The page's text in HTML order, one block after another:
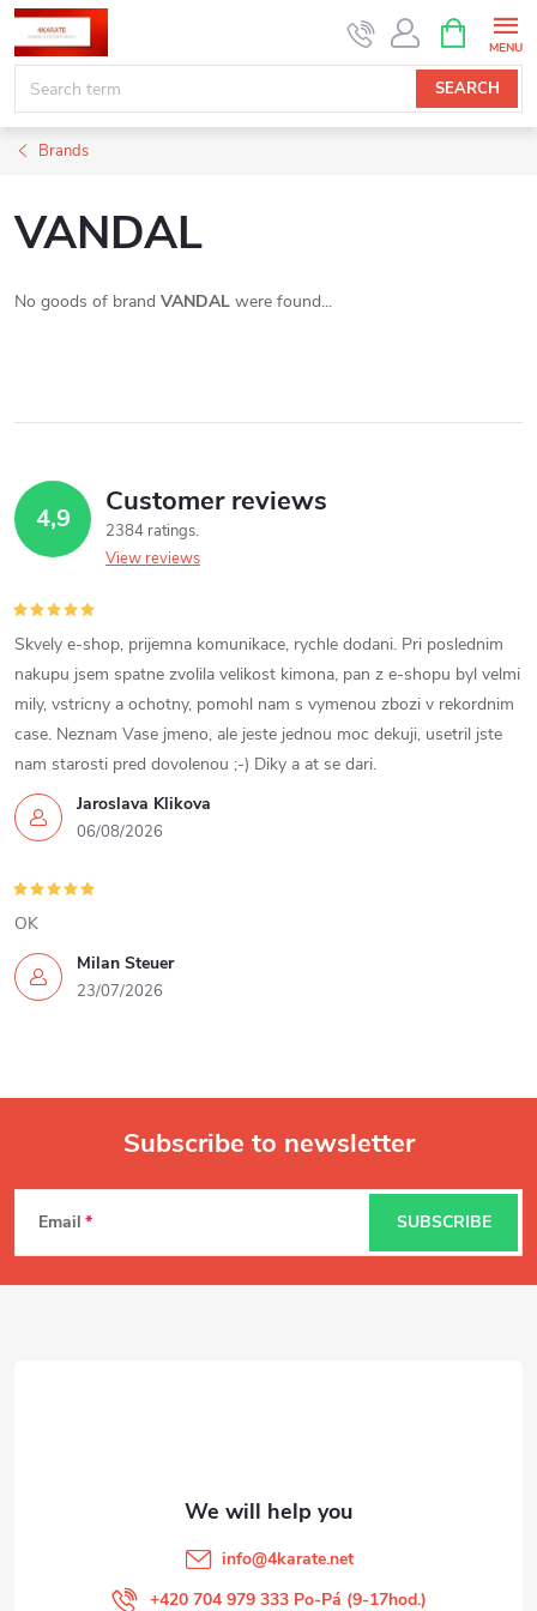
Skip
content
SEARCH
CART
Brands
VANDAL
No goods of brand VANDAL were found...
4,9 Customer reviews
2384 ratings
View reviews
Jaroslava Klikova
06/08/2026
Skvely e-shop, prijemna komunikace, rychle dodani. Pri poslednim
nakupu jsem spatne zvolila velikost kimona, pan z e-shopu byl velmi
mily, vstricny a ochotny, pomohl nam s vymenou zbozi v rekordnim
case. Neznam Vase jmeno, ale jeste jednou moc dekuji, usetril jste
nam starosti pred dovolenou ;-) Diky a at se dari.
Milan Steuer
23/07/2026
OK
F
o
Subscribe to newsletter
Email SUBSCRIBE
info@4karate.net
+420 704 979 333 Po-Pá (9-17hod.)